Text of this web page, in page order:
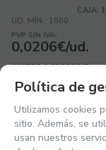
CAJA:
UD. MÍN.: 1000
PVP SIN IVA:
0,0206€/ud.
ANTES 0,0259€/UD.
0,0249
24,926€ CAJA
21.00%IVA INCLUIDO
-
Política de
Utilizamos cookies
sitio. Además, se
usan nuestros